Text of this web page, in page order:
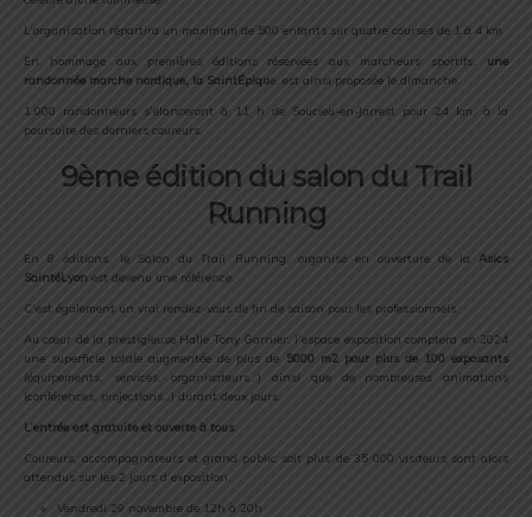
L’organisation répartira un maximum de 500 enfants sur quatre courses de 1 à 4 km.
En hommage aux premières éditions réservées aux marcheurs sportifs, une
randonnée marche nordique, la SaintÉpique, est ainsi proposée le dimanche.
1.000 randonneurs s’élanceront à 11 h de Soucieu-en-Jarrest pour 24 km, à la
poursuite des derniers coureurs.
9ème édition du salon du Trail
Running
En 8 éditions, le Salon du Trail Running, organisé en ouverture de la Asics
SaintéLyon est devenu une référence.
C’est également un vrai rendez-vous de fin de saison pour les professionnels.
Au cœur de la prestigieuse Halle Tony Garnier, l’espace exposition comptera en 2024
une superficie totale augmentée de plus de 5000 m2 pour plus de 100 exposants
(équipements, services, organisateurs…) ainsi que de nombreuses animations
(conférences, projections…) durant deux jours.
L’entrée est gratuite et ouverte à tous.
Coureurs, accompagnateurs et grand public soit plus de 35 000 visiteurs sont alors
attendus sur les 2 jours d’exposition.
Vendredi 29 novembre de 12h à 20h